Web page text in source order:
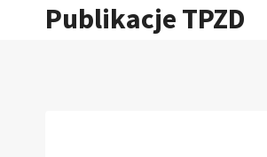
Publikacje TPZD